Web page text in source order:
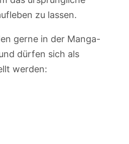
zu lassen.
gerne in der Manga-
dürfen sich als
werden: